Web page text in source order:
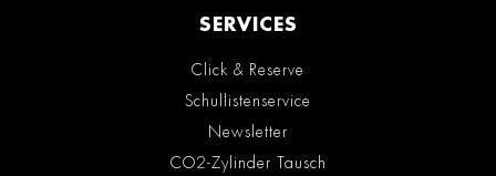
SERVICES
Click & Reserve
Schullistenservice
Newsletter
CO2-Zylinder Tausch